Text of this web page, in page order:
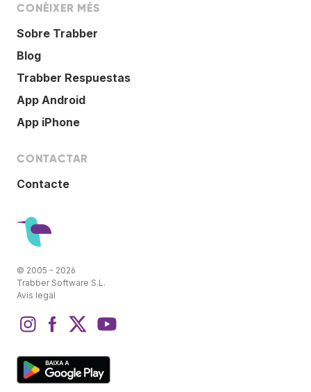
CONÈIXER MÉS
Sobre Trabber
Blog
Trabber Respuestas
App Android
App iPhone
CONTACTAR
Contacte
© 2005 - 2026
Trabber Software S.L.
Avís legal